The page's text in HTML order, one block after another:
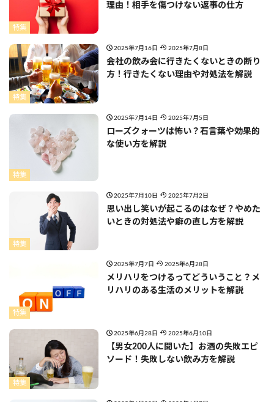
特集
理由！相手を傷つけない返事の仕方
特集
2025年7月16日 2025年7月8日
会社の飲み会に行きたくないときの断り
方！行きたくない理由や対処法を解説
特集
2025年7月14日 2025年7月5日
ローズクォーツは怖い？石言葉や効果的
な使い方を解説
特集
2025年7月10日 2025年7月2日
思い出し笑いが起こるのはなぜ？やめた
いときの対処法や癖の直し方を解説
特集
2025年7月7日 2025年6月28日
メリハリをつけるってどういうこと？メ
リハリのある生活のメリットを解説
特集
2025年6月28日 2025年6月10日
【男女200人に聞いた】お酒の失敗エピ
ソード！失敗しない飲み方を解説